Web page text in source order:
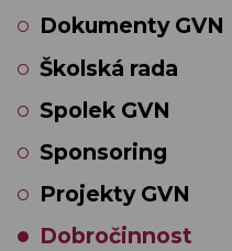
Dokumenty GVN
Školská rada
Spolek GVN
Sponsoring
Projekty GVN
Dobročinnost